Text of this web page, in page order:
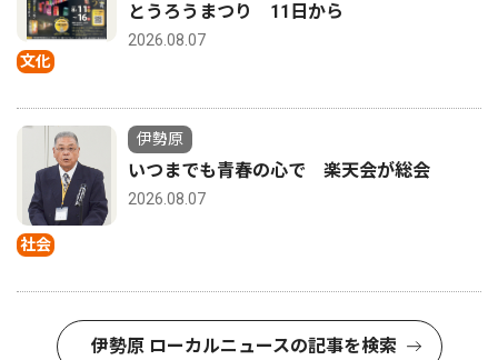
文化
とうろうまつり 11日から
2026.08.07
社会
伊勢原
いつまでも青春の心で 楽天会が総会
2026.08.07
伊勢原 ローカルニュースの記事を検索